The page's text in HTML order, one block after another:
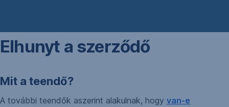
Elhunyt a szerződő
Mit a teendő?
A további teendők aszerint alakulnak, hogy van-e